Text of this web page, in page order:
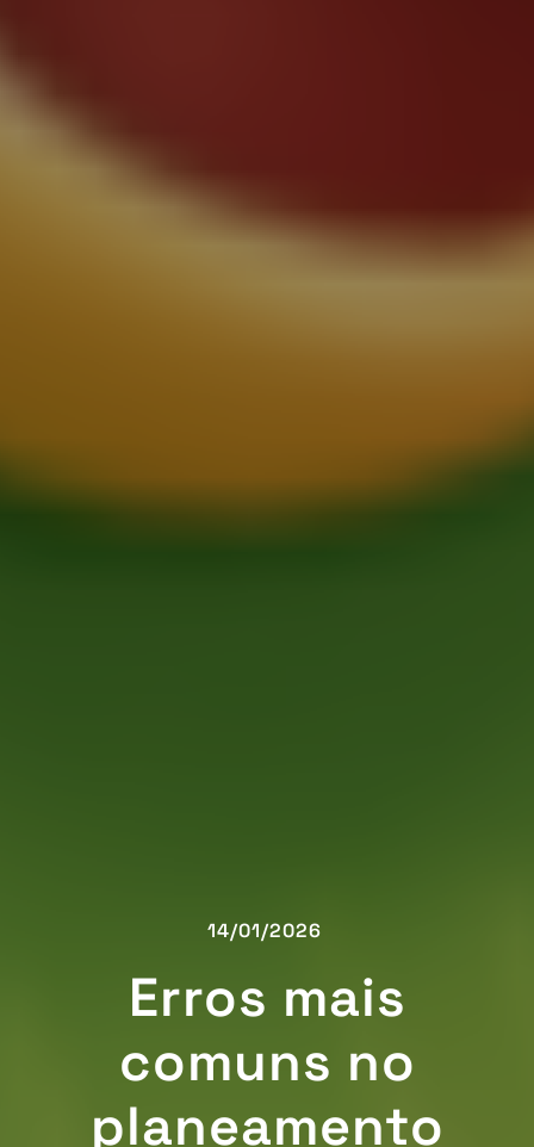
14/01/2026
Erros mais
comuns no
planeamento